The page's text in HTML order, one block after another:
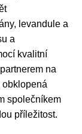
levandule a
a
kvalitní
na
obklopená
společníkem
příležitost.